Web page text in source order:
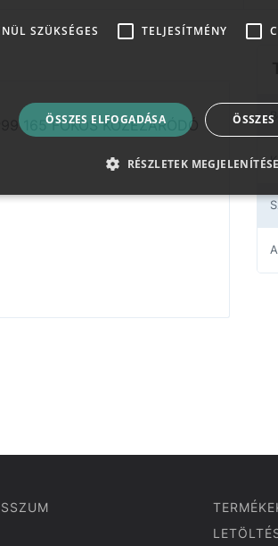
165 FOKOS KÖZÉZÁRÓDÓ
SZÜKSÉGES TELJESÍTMÉNY
ÖSSZES ELFOGADÁSA
RÉSZLETEK MEGJELENÍTÉSE